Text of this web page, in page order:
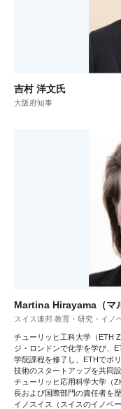
吉村 洋文氏
大阪府知事
Martina Hirayama（マ
スイス連邦 教育・研究・イノ
チューリッヒ工科大学（ETH
ジ・ロンドンで化学を学び、
学院課程を修了し、ETHでポ
技術のスタートアップを共同
チューリッヒ応用科学大学（
長および国際部門の責任者を
イノスイス（スイスのイノベ